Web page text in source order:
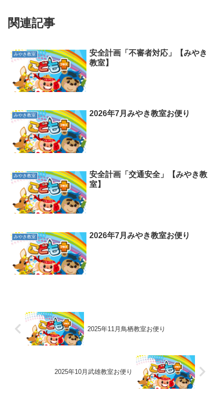
関連記事
みやき教室
安全計画「不審者対応」【みやき
教室】
みやき教室 2026年7月みやき教室お便り
みやき教室
安全計画「交通安全」【みやき教
室】
みやき教室 2026年7月みやき教室お便り
2025年11月鳥栖教室お便り
2025年10月武雄教室お便り